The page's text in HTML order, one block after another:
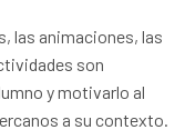
las animaciones, las
son
y motivarlo al
a su contexto.